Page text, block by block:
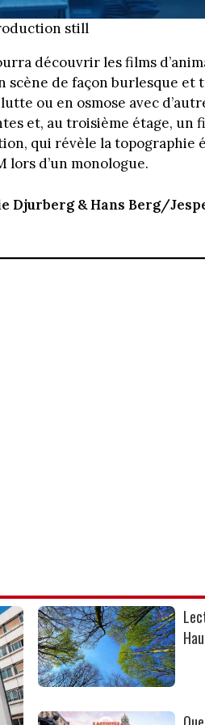
still
découvrir les films
de façon burlesque et
ou en osmose avec
et, au troisième étage, un
qui révèle la topographie
lors d’un monologue.
Djurberg & Hans Berg/